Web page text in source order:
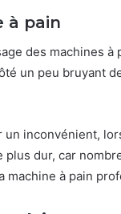
à pain
des machines à
un peu bruyant
inconvénient,
dur, car
machine à pain